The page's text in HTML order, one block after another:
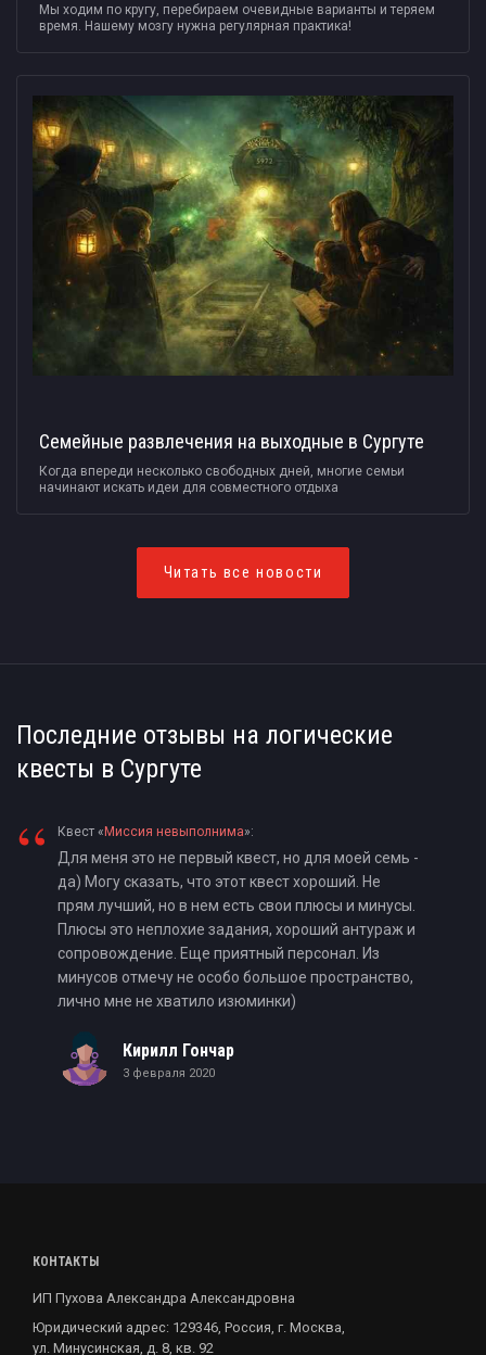
Мы ходим по кругу, перебираем очевидные варианты и теряем
время. Нашему мозгу нужна регулярная практика!
Семейные развлечения на выходные в Сургуте
Когда впереди несколько свободных дней, многие семьи
начинают искать идеи для совместного отдыха
Читать все новости
Последние отзывы на логические
квесты в Сургуте
“ Квест « Миссия невыполнима»:
Для меня это не первый квест, но для моей семь -
да) Могу сказать, что этот квест хороший. Не
прям лучший, но в нем есть свои плюсы и минусы.
Плюсы это неплохие задания, хороший антураж и
сопровождение. Еще приятный персонал. Из
минусов отмечу не особо большое пространство,
лично мне не хватило изюминки)
Кирилл Гончар
3 февраля 2020
КОНТАКТЫ
ИП Пухова Александра Александровна
Юридический адрес: 129346, Россия, г. Москва,
ул. Минусинская, д. 8, кв. 92